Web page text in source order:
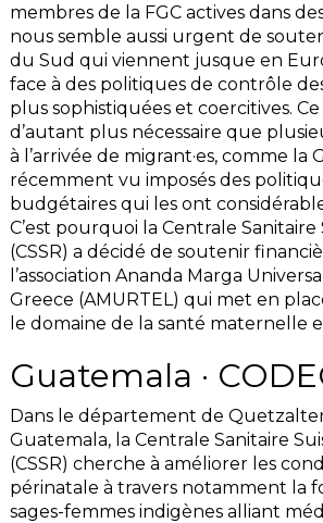
membres de la FGC actives dans
nous semble aussi urgent de
du Sud qui viennent jusque en
face à des politiques de contrôle
plus sophistiquées et coercitives.
d’autant plus nécessaire que
à l’arrivée de migrant·es, comme la
récemment vu imposés des
budgétaires qui les ont
C’est pourquoi la Centrale Sanitaire
(CSSR) a décidé de soutenir
l’association Ananda Marga
Greece (AMURTEL) qui met en
le domaine de la santé maternelle
Guatemala ·
Dans le département de
Guatemala, la Centrale Sanitaire
(CSSR) cherche à améliorer les
périnatale à travers notamment la
sages-femmes indigènes alliant